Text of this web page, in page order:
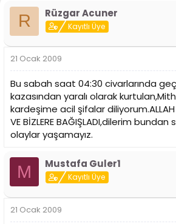
u
y
B
a
ş
l
a
t
a
n
a
n
ı
t
a
r
i
h
i
R Rüzgar Acuner
Kayıtlı Üye
21 Ocak 2009
Bu sabah saat 04:30 civarlarında
kazasından yaralı olarak
kardeşime acil şifalar diliyorum.ALLAH
VE BİZLERE BAĞIŞLADI,dilerim
olaylar yaşamayız.
M Mustafa Guler1
Kayıtlı Üye
21 Ocak 2009